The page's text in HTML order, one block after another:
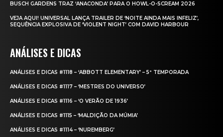
BUSCH GARDENS TRAZ ‘ANACONDA’ PARA O HOWL-O-SCREAM 2026
VEJA AQUI! UNIVERSAL LANÇA TRAILER DE ‘NOITE AINDA MAIS INFELIZ’,
SEQUÊNCIA EXPLOSIVA DE ‘VIOLENT NIGHT’ COM DAVID HARBOUR
ANÁLISES E DICAS
ANÁLISES E DICAS #1118 – ‘ABBOTT ELEMENTARY’ – 5ª TEMPORADA
ANÁLISES E DICAS #1117 – ‘MESTRES DO UNIVERSO’
ANÁLISES E DICAS #1116 – ‘O VERÃO DE 1936’
ANÁLISES E DICAS #1115 – ‘MALDIÇÃO DA MÚMIA’
ANÁLISES E DICAS #1114 – ‘NUREMBERG’